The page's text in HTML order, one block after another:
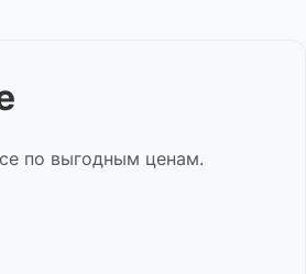
по выгодным ценам.